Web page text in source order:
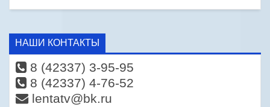
НАШИ КОНТАКТЫ
8 (42337) 3-95-95
8 (42337) 4-76-52
lentatv@bk.ru